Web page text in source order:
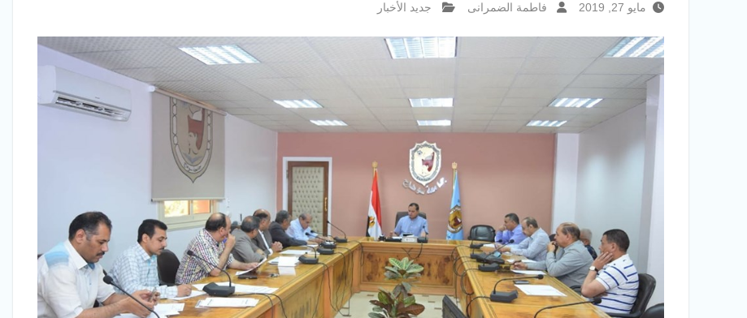
مايو 27, 2019 فاطمة الضمرانى جديد الأخبار